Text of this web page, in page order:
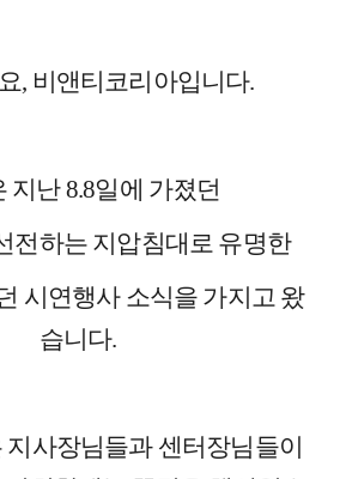
, 비앤티코리아입니다.
지난 8.8일에 가졌던
전하는 지압침대로 유명한
시연행사 소식을 가지고 왔
습니다.
지사장님들과 센터장님들이